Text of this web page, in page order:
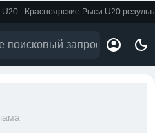
- Красноярские Рыси U20